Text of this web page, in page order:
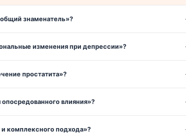
знаменатель»?
изменения при депрессии»?
простатита»?
влияния»?
комплексного подхода»?